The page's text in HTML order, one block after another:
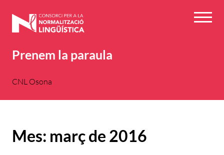
Prenem la paraula
CNL Osona
Mes: març de 2016